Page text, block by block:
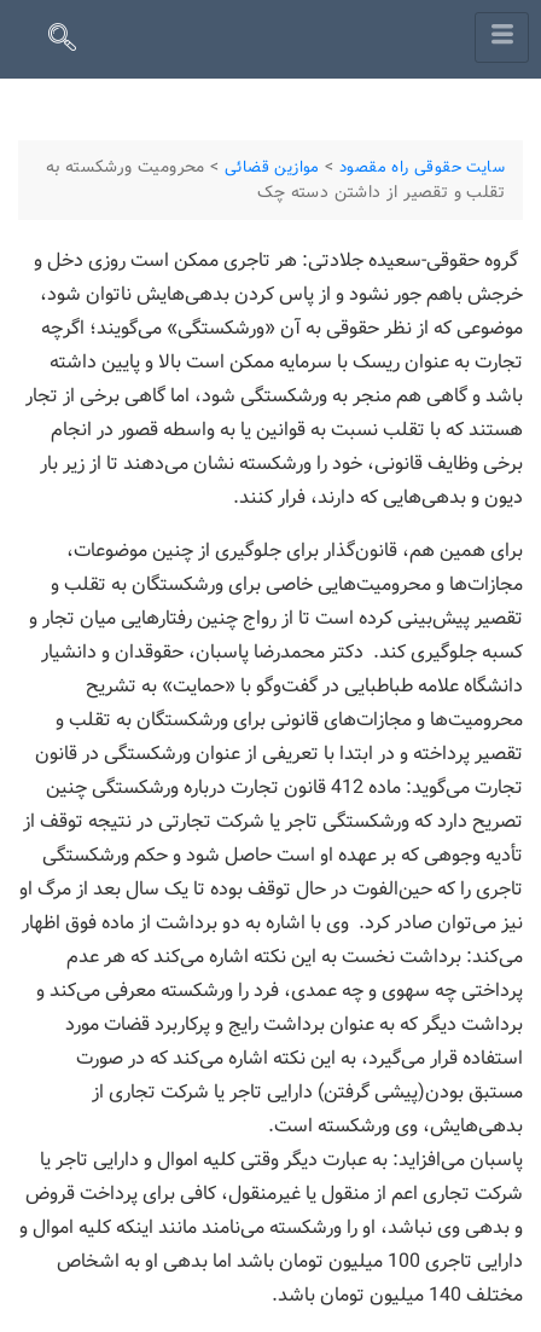
سایت حقوقی راه مقصود > موازین قضائی > محرومیت ورشکسته به
تقلب و تقصیر از داشتن دسته چک
گروه حقوقی-سعیده جلادتی: هر تاجری ممکن است روزی دخل و
خرجش باهم جور نشود و از پاس کردن بدهی‌هایش ناتوان شود،
موضوعی که از نظر حقوقی به آن «ورشکستگی» می‌گویند؛ اگرچه
تجارت به عنوان ریسک با سرمایه ممکن است بالا و پایین داشته
باشد و گاهی هم منجر به ورشکستگی شود، اما گاهی برخی از تجار
هستند که با تقلب نسبت به قوانین یا به واسطه قصور در انجام
برخی وظایف قانونی، خود را ورشکسته نشان می‌دهند تا از زیر بار
دیون و بدهی‌هایی که دارند، فرار کنند.
برای همین هم، قانون‌گذار برای جلوگیری از چنین موضوعات،
مجازات‌ها و محرومیت‌هایی خاصی برای ورشکستگان به تقلب و
تقصیر پیش‌بینی کرده است تا از رواج چنین رفتارهایی میان تجار و
کسبه جلوگیری کند. دکتر محمدرضا پاسبان، حقوقدان و دانشیار
دانشگاه علامه طباطبایی در گفت‌وگو با «حمایت» به تشریح
محرومیت‌ها و مجازات‌های قانونی برای ورشکستگان به تقلب و
تقصیر پرداخته و در ابتدا با تعریفی از عنوان ورشکستگی در قانون
تجارت می‌گوید: ماده 412 قانون تجارت درباره ورشکستگى چنين
تصريح دارد که ورشکستگى تاجر يا شرکت تجارتى در نتيجه توقف از
تأديه وجوهى که بر عهده او است حاصل شود و حکم ورشکستگى
تاجرى را که حين‌الفوت در حال توقف بوده تا يک ‌سال بعد از مرگ او
نيز مى‌توان صادر کرد. وی با اشاره به دو برداشت از ماده فوق اظهار
می‌کند: برداشت نخست به این نکته اشاره می‌کند که هر عدم
پرداختی چه سهوی و چه عمدی، فرد را ورشکسته معرفی می‌کند و
برداشت دیگر که به عنوان برداشت رایج و پرکاربرد قضات مورد
استفاده قرار می‌گیرد، به این نکته اشاره می‌کند که در صورت
مستبق بودن(پیشی گرفتن) دارایی تاجر یا شرکت تجاری از
بدهی‌هایش، وی ورشکسته است.
پاسبان می‌افزاید: به عبارت دیگر وقتى کليه اموال و دارایى تاجر يا
شرکت تجارى اعم از منقول يا غيرمنقول، کافى براى پرداخت قروض
و بدهى وى نباشد، او را ورشکسته مى‌نامند مانند اينکه کليه اموال و
دارایى تاجرى 100 ميليون تومان باشد اما بدهى او به اشخاص
مختلف 140 ميليون تومان باشد.